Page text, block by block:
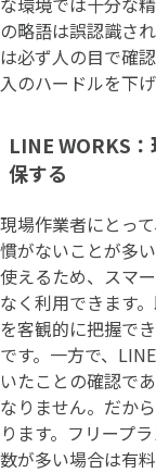
の略語は誤認識さ
は必ず人の目で確
入のハードルを下
LINE WORKS
保する
現場作業者にとっ
慣がないことが多
使えるため、スマ
なく利用できます
を客観的に把握で
です。一方で、
いたことの確認で
なりません。だか
ります。フリープ
数が多い場合は有